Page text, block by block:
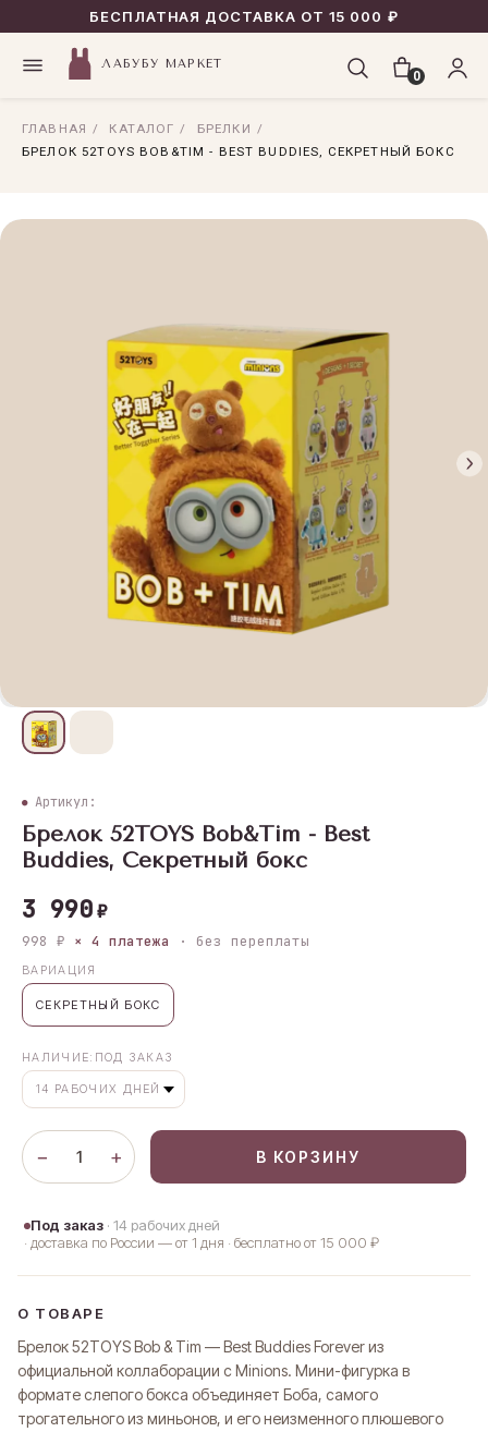
ЛАБУБУ МАРКЕТ
0
БЕСПЛАТНАЯ ДОСТАВКА ОТ 15 000 ₽
ГЛАВНАЯ / КАТАЛОГ / БРЕЛКИ /
БРЕЛОК 52TOYS BOB&TIM - BEST BUDDIES, СЕКРЕТНЫЙ БОКС
Артикул:
Брелок 52TOYS Bob&Tim - Best
Buddies, Секретный бокс
3 990₽
998 ₽ × 4 платежа · без переплаты
ВАРИАЦИЯ
СЕКРЕТНЫЙ БОКС
НАЛИЧИЕ:ПОД ЗАКАЗ
− 1 + В КОРЗИНУ
Под заказ · 14 рабочих дней
· доставка по России — от 1 дня · бесплатно от 15 000 ₽
О ТОВАРЕ
Брелок 52TOYS Bob & Tim — Best Buddies Forever из
официальной коллаборации с Minions. Мини-фигурка в
формате слепого бокса объединяет Боба, самого
трогательного из миньонов, и его неизменного плюшевого